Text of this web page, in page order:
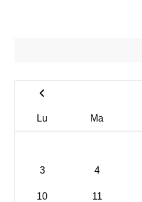
Lu Ma
3 4
10 11